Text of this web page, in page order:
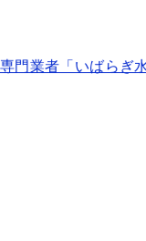
門業者「いばらぎ